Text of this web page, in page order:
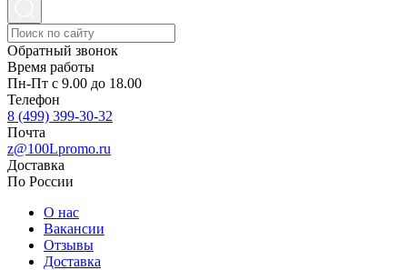
Обратный звонок
Время работы
Пн-Пт с 9.00 до 18.00
Телефон
8 (499) 399-30-32
Почта
z@100Lpromo.ru
Доставка
По России
О нас
Вакансии
Отзывы
Доставка